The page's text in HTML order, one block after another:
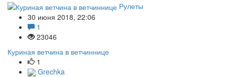
Рулеты
30 июня 2018, 22:06
1
23046
Куриная ветчина в ветчиннице
1
Grechka